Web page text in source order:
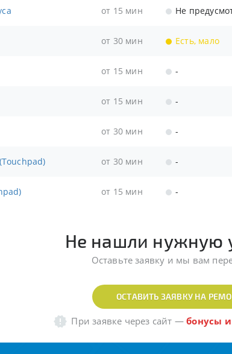
от 15 мин Не
от 30 мин Есть, мало
от 15 мин -
от 15 мин -
от 30 мин -
от 30 мин -
от 15 мин -
Не нашли нужную
Оставьте заявку и мы вам
ОСТАВИТЬ ЗАЯВКУ НА
При заявке через сайт —бонусы